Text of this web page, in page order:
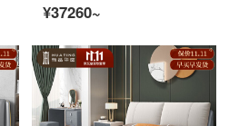
¥37260~